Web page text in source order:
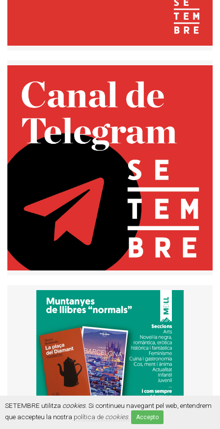
SETEMBRE utilitza cookies. Si continueu navegant pel web, entendrem
que accepteu la nostra política de cookies. Accepto